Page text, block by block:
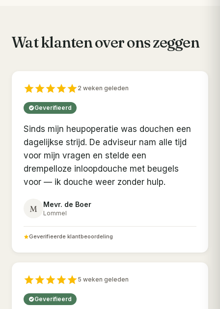
Wat klanten over ons zeggen
2 weken geleden
Geverifieerd
Sinds mijn heupoperatie was douchen een
dagelijkse strijd. De adviseur nam alle tijd
voor mijn vragen en stelde een
drempelloze inloopdouche met beugels
voor — ik douche weer zonder hulp.
M Mevr. de Boer
Lommel
Geverifieerde klantbeoordeling
5 weken geleden
Geverifieerd